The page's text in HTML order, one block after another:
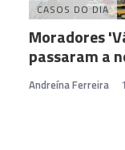
CASOS DO DIA
Moradores
passaram a
Andreína Ferreira